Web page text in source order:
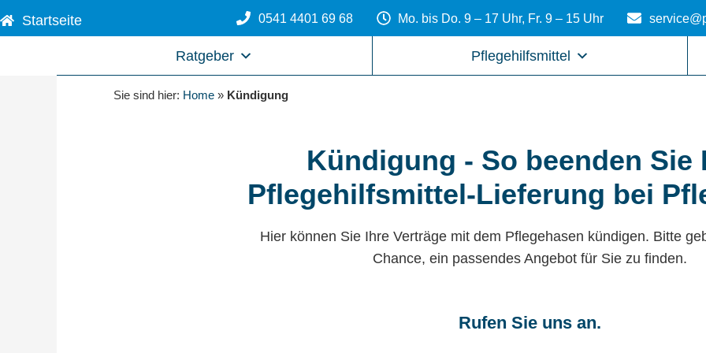
Inhalt
Startseite 0541 4401 69 68 Mo. bis Do. 9 – 17 Uhr, Fr. 9 – 15 Uhr
Ratgeber Pflegehilfsmittel
Sie sind hier: Home » Kündigung
Kündigung - So beenden Sie
Pflegehilfsmittel-Lieferung bei
Hier können Sie Ihre Verträge mit dem Pflegehasen kündigen. Bitte
Chance, ein passendes Angebot für Sie zu finden.
Rufen Sie uns an.